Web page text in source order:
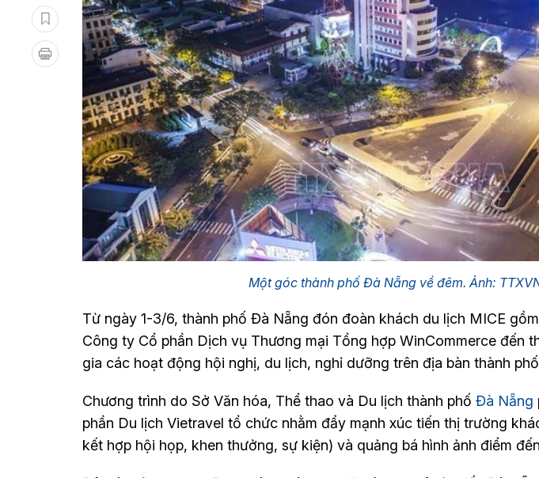
Một góc thành phố Đà Nẵng về đêm. Ảnh:
Từ ngày 1-3/6, thành phố Đà Nẵng đón đoàn khách du lịch MICE
Công ty Cổ phần Dịch vụ Thương mại Tổng hợp WinCommerce đến
gia các hoạt động hội nghị, du lịch, nghỉ dưỡng trên địa bàn thành
Chương trình do Sở Văn hóa, Thể thao và Du lịch thành phố Đà Nẵng
phần Du lịch Vietravel tổ chức nhằm đẩy mạnh xúc tiến thị trường
kết hợp hội họp, khen thưởng, sự kiện) và quảng bá hình ảnh điểm